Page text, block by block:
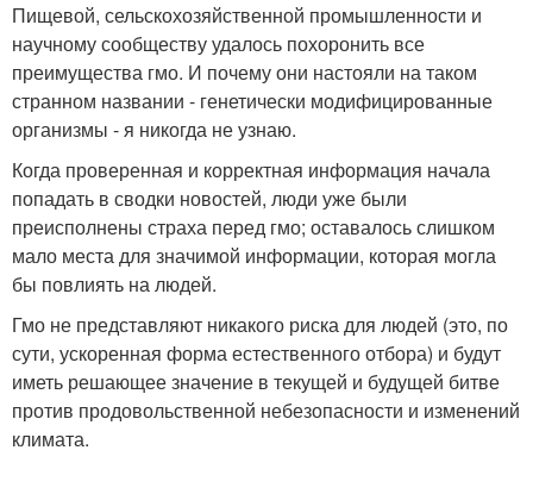
Пищевой, сельскохозяйственной промышленности и
научному сообществу удалось похоронить все
преимущества гмо. И почему они настояли на таком
странном названии - генетически модифицированные
организмы - я никогда не узнаю.
Когда проверенная и корректная информация начала
попадать в сводки новостей, люди уже были
преисполнены страха перед гмо; оставалось слишком
мало места для значимой информации, которая могла
бы повлиять на людей.
Гмо не представляют никакого риска для людей (это, по
сути, ускоренная форма естественного отбора) и будут
иметь решающее значение в текущей и будущей битве
против продовольственной небезопасности и изменений
климата.